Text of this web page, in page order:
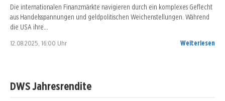
Die internationalen Finanzmärkte navigieren durch ein komplexes Geflecht
aus Handelsspannungen und geldpolitischen Weichenstellungen. Während
die USA ihre…
12.08.2025, 16:00 Uhr Weiterlesen
DWS Jahresrendite